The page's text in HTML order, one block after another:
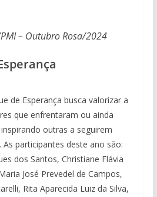
– Outubro Rosa/2024
de Esperança busca valorizar a
que enfrentaram ou ainda
outras a seguirem
participantes deste ano são:
dos Santos, Christiane Flávia
José Prevedel de Campos,
Rita Aparecida Luiz da Silva,